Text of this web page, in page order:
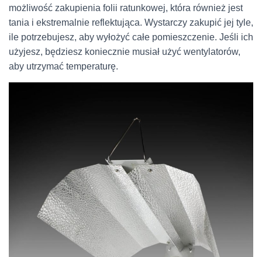
możliwość zakupienia folii ratunkowej, która również jest
tania i ekstremalnie reflektująca. Wystarczy zakupić jej tyle,
ile potrzebujesz, aby wyłożyć całe pomieszczenie. Jeśli ich
użyjesz, będziesz koniecznie musiał użyć wentylatorów,
aby utrzymać temperaturę.